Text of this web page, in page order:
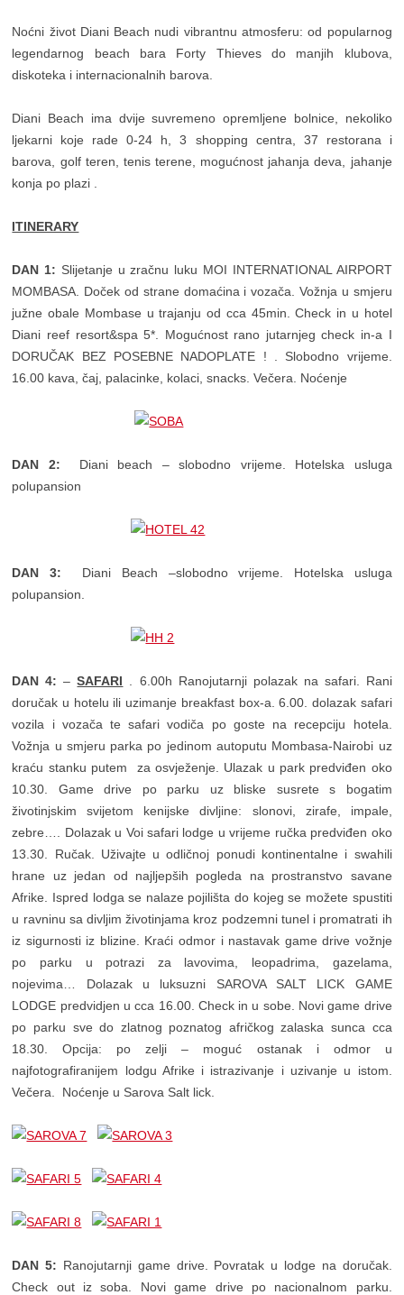
Noćni život Diani Beach nudi vibrantnu atmosferu: od popularnog
legendarnog beach bara Forty Thieves do manjih klubova,
diskoteka i internacionalnih barova.
Diani Beach ima dvije suvremeno opremljene bolnice, nekoliko
ljekarni koje rade 0-24 h, 3 shopping centra, 37 restorana i
barova, golf teren, tenis terene, mogućnost jahanja deva, jahanje
konja po plazi .
ITINERARY
DAN 1: Slijetanje u zračnu luku MOI INTERNATIONAL AIRPORT
MOMBASA. Doček od strane domaćina i vozača. Vožnja u smjeru
južne obale Mombase u trajanju od cca 45min. Check in u hotel
Diani reef resort&spa 5*. Mogućnost rano jutarnjeg check in-a I
DORUČAK BEZ POSEBNE NADOPLATE ! . Slobodno vrijeme.
16.00 kava, čaj, palacinke, kolaci, snacks. Večera. Noćenje
DAN 2:
Diani beach – slobodno vrijeme. Hotelska usluga
polupansion
DAN 3: Diani Beach –slobodno vrijeme. Hotelska usluga
polupansion.
DAN 4: –SAFARI . 6.00h Ranojutarnji polazak na safari. Rani
doručak u hotelu ili uzimanje breakfast box-a. 6.00. dolazak safari
vozila i vozača te safari vodiča po goste na recepciju hotela.
Vožnja u smjeru parka po jedinom autoputu Mombasa-Nairobi uz
kraću stanku putem za osvježenje. Ulazak u park predviđen oko
10.30. Game drive po parku uz bliske susrete s bogatim
životinjskim svijetom kenijske divljine: slonovi, zirafe, impale,
zebre…. Dolazak u Voi safari lodge u vrijeme ručka predviđen oko
13.30. Ručak. Uživajte u odličnoj ponudi kontinentalne i swahili
hrane uz jedan od najljepših pogleda na prostranstvo savane
Afrike. Ispred lodga se nalaze pojilišta do kojeg se možete spustiti
u ravninu sa divljim životinjama kroz podzemni tunel i promatrati ih
iz sigurnosti iz blizine. Kraći odmor i nastavak game drive vožnje
po parku u potrazi za lavovima, leopadrima, gazelama,
nojevima… Dolazak u luksuzni SAROVA SALT LICK GAME
LODGE predvidjen u cca 16.00. Check in u sobe. Novi game drive
po parku sve do zlatnog poznatog afričkog zalaska sunca cca
18.30. Opcija: po zelji – moguć ostanak i odmor u
najfotografiranijem lodgu Afrike i istrazivanje i uzivanje u istom.
Večera. Noćenje u Sarova Salt lick.
DAN 5: Ranojutarnji game drive. Povratak u lodge na doručak.
Check out iz soba. Novi game drive po nacionalnom parku.